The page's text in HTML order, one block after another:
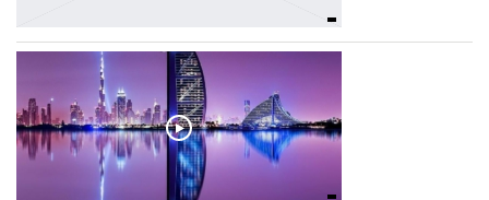
GLOBOZSARU
DOBRAVERO.HU